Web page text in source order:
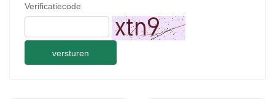
Verificatiecode
versturen